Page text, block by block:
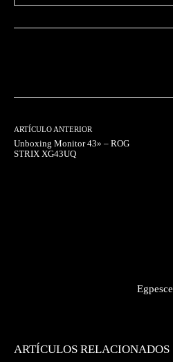
ARTÍCULO ANTERIOR
Unboxing Monitor 43» – ROG
STRIX XG43UQ
Egpesce
ARTÍCULOS RELACIONADOS